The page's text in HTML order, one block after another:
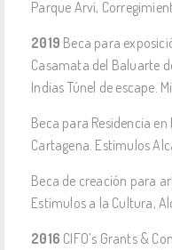
Parque Arví,
2019 Beca para
Casamata del Baluarte
Indias Túnel de escape.
Beca para Residencia
Cartagena. Estímulos
Beca de creación para
Estímulos a la Cultura,
2016 CIFO’s Grants &